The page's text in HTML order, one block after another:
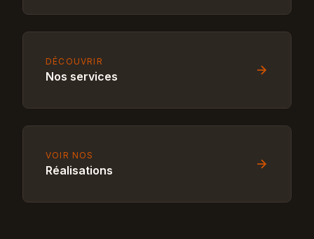
DÉCOUVRIR
Nos services
VOIR NOS
Réalisations